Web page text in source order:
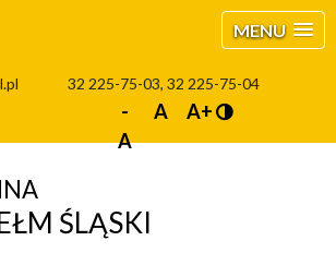
MENU
32 225-75-03, 32 225-75-04
-
A
A A+
ŚLĄSKI